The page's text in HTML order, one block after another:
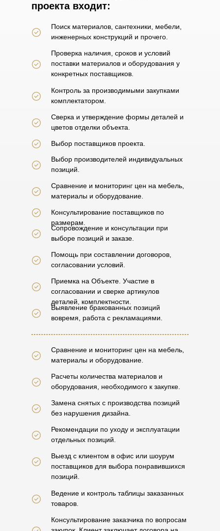
проекта входит:
Поиск материалов, сантехники, мебели,
инженерных конструкций и прочего.
Проверка наличия, сроков и условий
поставки материалов и оборудования у
конкретных поставщиков.
Контроль за производимыми закупками
комплектатором.
Сверка и утверждение формы деталей и
цветов отделки объекта.
Выбор поставщиков проекта.
Сравнение и мониторинг цен на мебель,
материалы и оборудование.
Выбор производителей индивидуальных
позиций.
Консультирование поставщиков по
размерам.
Сопровождение и консультации при
выборе позиций и заказе.
Помощь при составлении договоров,
согласовании условий.
Приемка на Объекте. Участие в
согласовании и сверке артикулов
деталей, комплектности.
Выявление бракованных позиций
вовремя, работа с рекламациями.
Сравнение и мониторинг цен на мебель,
материалы и оборудование.
Расчеты количества материалов и
оборудования, необходимого к закупке.
Замена снятых с производства позиций
без нарушения дизайна.
Рекомендации по уходу и эксплуатации
отдельных позиций.
Выезд с клиентом в офис или шоурум
поставщиков для выбора понравившихся
позиций.
Ведение и контроль таблицы заказанных
товаров.
Консультирование заказчика по вопросам